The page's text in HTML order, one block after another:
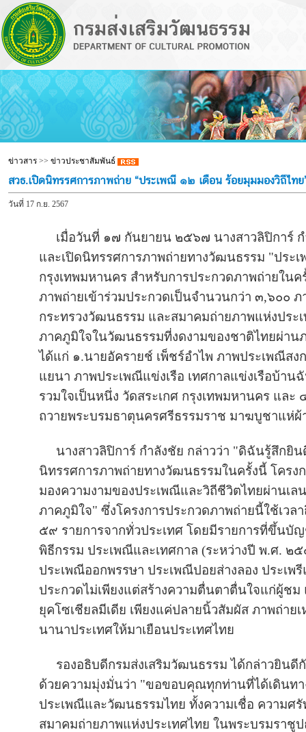
ข่าวสาร>> ข่าวประชาสัมพันธ์
สวธ.เปิดนิทรรศการภาพถ่าย “ประเพณี ๑๒ เดือน ร้อยมุมมองวิถีไท
วันที่ 17 ก.ย. 2567
เมื่อวันที่ ๑๗ กันยายน ๒๕๖๗ นางสาวลิปิการ์ ก
และเปิดนิทรรศการภาพถ่ายทางวัฒนธรรม "ปร
กรุงเทพมหานคร สำหรับการประกวดภาพถ่ายใน
ภาพถ่ายเข้าร่วมประกวดเป็นจำนวนกว่า ๓,๖๐๐
กระทรวงวัฒนธรรม และสมาคมถ่ายภาพแห่งปร
ภาคภูมิใจในวัฒนธรรมที่งดงามของชาติไทยผ่าน
ได้แก่ ๑.นายอัครายช์ เพ็ชร์อำไพ ภาพประเพณีส
แยนา ภาพประเพณีแข่งเรือ เทศกาลแข่งเรือบ้
รวมใจเป็นหนึ่ง วัดสระเกศ กรุงเทพมหานคร แ
ถวายพระบรมธาตุนครศรีธรรมราช มาฆบูชาแห่
นางสาวลิปิการ์ กำลังชัย กล่าวว่า "ดิฉันรู้สึกยิน
นิทรรศการภาพถ่ายทางวัฒนธรรมในครั้งนี้ โครง
มองความงามของประเพณีและวิถีชีวิตไทยผ่านเ
ภาคภูมิใจ" ซึ่งโครงการประกวดภาพถ่ายนี้ใช้เวล
๕๙ รายการจากทั่วประเทศ โดยมีรายการที่ขึ้น
พิธีกรรม ประเพณีและเทศกาล (ระหว่างปี พ.ศ.
ประเพณีออกพรรษา ประเพณีปอยส่างลอง ประเพ
ประกวดไม่เพียงแต่สร้างความตื่นตาตื่นใจแก่ผู้ช
ยุคโซเชียลมีเดีย เพียงแค่ปลายนิ้วสัมผัส ภาพถ่าย
นานาประเทศให้มาเยือนประเทศไทย
รองอธิบดีกรมส่งเสริมวัฒนธรรม ได้กล่าวยินดี
ด้วยความมุ่งมั่นว่า "ขอขอบคุณทุกท่านที่ได้เดินทา
ประเพณีและวัฒนธรรมไทย ทั้งความเชื่อ ความ
สมาคมถ่ายภาพแห่งประเทศไทย ในพระบรมรา